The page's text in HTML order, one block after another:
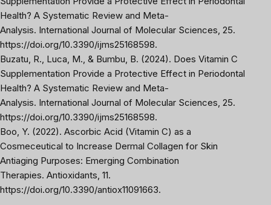
Health? A Systematic Review and Meta-
Analysis. International Journal of Molecular Sciences, 25.
https://doi.org/10.3390/ijms25168598.
Buzatu, R., Luca, M., & Bumbu, B. (2024). Does Vitamin C
Supplementation Provide a Protective Effect in Periodontal
Health? A Systematic Review and Meta-
Analysis. International Journal of Molecular Sciences, 25.
https://doi.org/10.3390/ijms25168598.
Boo, Y. (2022). Ascorbic Acid (Vitamin C) as a
Cosmeceutical to Increase Dermal Collagen for Skin
Antiaging Purposes: Emerging Combination
Therapies. Antioxidants, 11.
https://doi.org/10.3390/antiox11091663.